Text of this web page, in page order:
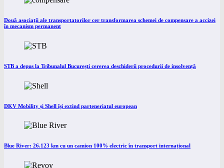
Două asociații ale transportatorilor cer transformarea schemei de compensare a accizei
în mecanism permanent
STB a depus la Tribunalul București cererea deschiderii procedurii de insolvență
DKV Mobility și Shell își extind parteneriatul european
Blue River: 26.123 km cu un camion 100% electric în transport internațional